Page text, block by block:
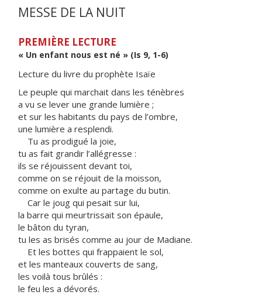
MESSE DE LA NUIT
PREMIÈRE LECTURE
« Un enfant nous est né » (Is 9, 1-6)
Lecture du livre du prophète Isaïe
Le peuple qui marchait dans les ténèbres
a vu se lever une grande lumière ;
et sur les habitants du pays de l’ombre,
une lumière a resplendi.
Tu as prodigué la joie,
tu as fait grandir l’allégresse :
ils se réjouissent devant toi,
comme on se réjouit de la moisson,
comme on exulte au partage du butin.
Car le joug qui pesait sur lui,
la barre qui meurtrissait son épaule,
le bâton du tyran,
tu les as brisés comme au jour de Madiane.
Et les bottes qui frappaient le sol,
et les manteaux couverts de sang,
les voilà tous brûlés :
le feu les a dévorés.